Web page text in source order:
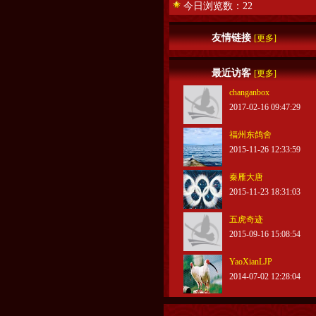
今日浏览数：22
友情链接[更多]
最近访客[更多]
changanbox
2017-02-16 09:47:29
福州东鸽舍
2015-11-26 12:33:59
秦雁大唐
2015-11-23 18:31:03
五虎奇迹
2015-09-16 15:08:54
YaoXianLJP
2014-07-02 12:28:04